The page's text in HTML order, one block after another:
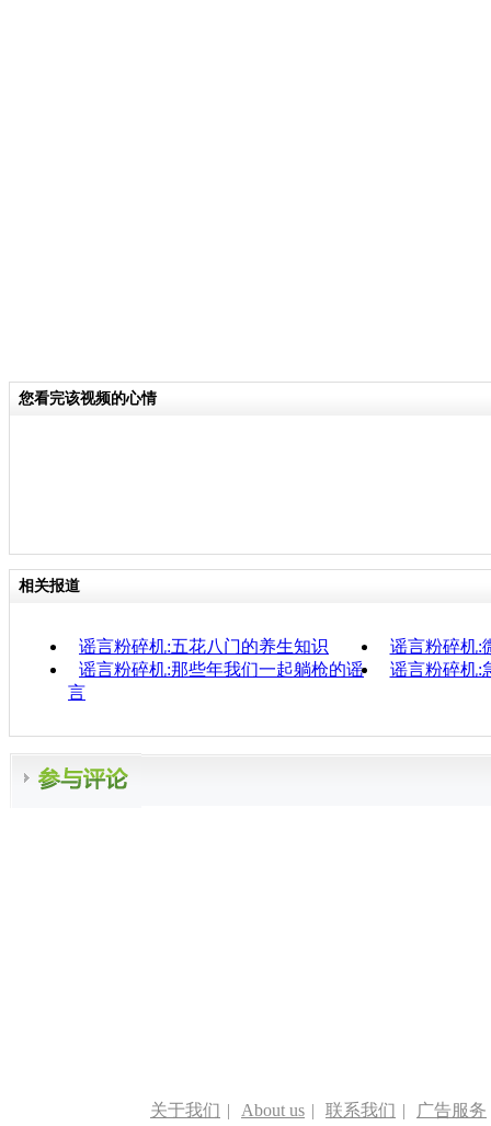
您看完该视频的心情
相关报道
谣言粉碎机:五花八门的养生知识
谣言粉碎机:
谣言粉碎机:那些年我们一起躺枪的谣
言
谣言粉碎机:
关于我们 | About us | 联系我们 | 广告服务